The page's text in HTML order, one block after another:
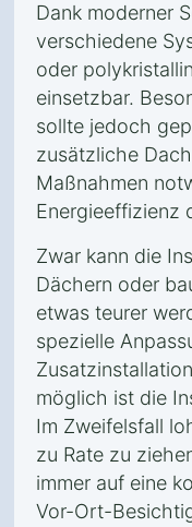
Dank moderner
verschiedene
oder
einsetzbar.
sollte jedoch
zusätzliche
Maßnahmen
Energieeffizienz
Zwar kann die
Dächern oder
etwas teurer
spezielle
möglich ist die
Im Zweifelsfall
zu Rate zu
immer auf eine
Vor-Ort-